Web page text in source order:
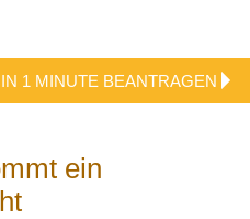
1 MINUTE BEANTRAGEN
ein